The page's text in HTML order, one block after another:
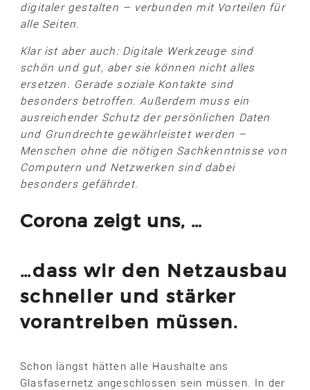
digitaler gestalten – verbunden mit Vorteilen für
alle Seiten.
Klar ist aber auch: Digitale Werkzeuge sind
schön und gut, aber sie können nicht alles
ersetzen. Gerade soziale Kontakte sind
besonders betroffen. Außerdem muss ein
ausreichender Schutz der persönlichen Daten
und Grundrechte gewährleistet werden –
Menschen ohne die nötigen Sachkenntnisse von
Computern und Netzwerken sind dabei
besonders gefährdet.
Corona zeigt uns, …
…dass wir den Netzausbau
schneller und stärker
vorantreiben müssen.
Schon längst hätten alle Haushalte ans
Glasfasernetz angeschlossen sein müssen. In der